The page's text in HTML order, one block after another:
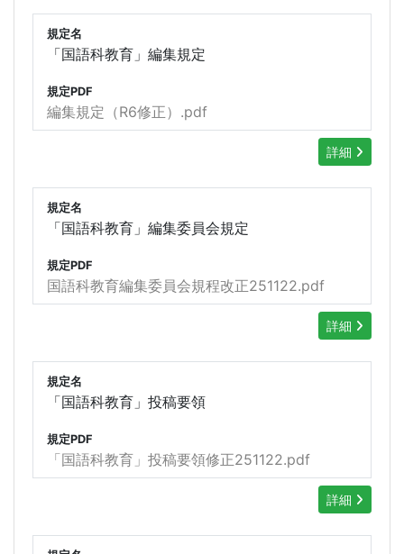
規定名
「国語科教育」編集規定
規定PDF
編集規定（R6修正）.pdf
詳細
規定名
「国語科教育」編集委員会規定
規定PDF
国語科教育編集委員会規程改正251122.pdf
詳細
規定名
「国語科教育」投稿要領
規定PDF
「国語科教育」投稿要領修正251122.pdf
詳細